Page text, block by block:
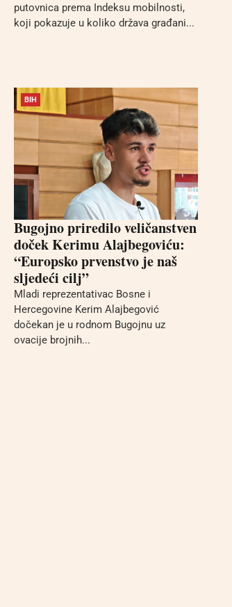
putovnica prema Indeksu mobilnosti,
koji pokazuje u koliko država građani...
BIH
Bugojno priredilo veličanstven
doček Kerimu Alajbegoviću:
“Europsko prvenstvo je naš
sljedeći cilj”
Mladi reprezentativac Bosne i
Hercegovine Kerim Alajbegović
dočekan je u rodnom Bugojnu uz
ovacije brojnih...